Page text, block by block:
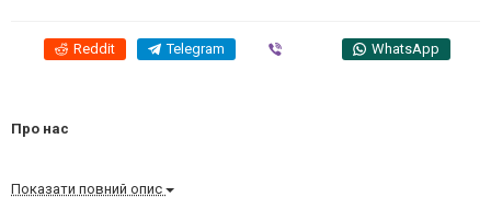
Reddit Telegram WhatsApp
Про нас
Показати повний опис